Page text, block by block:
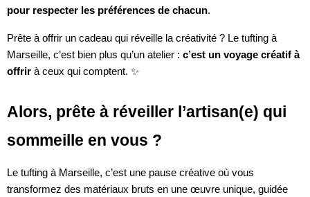
pour respecter les préférences de chacun.
Prête à offrir un cadeau qui réveille la créativité ? Le tufting à
Marseille, c’est bien plus qu’un atelier : c’est un voyage créatif à
offrir à ceux qui comptent. ✨
Alors, prête à réveiller l’artisan(e) qui
sommeille en vous ?
Le tufting à Marseille, c’est une pause créative où vous
transformez des matériaux bruts en une œuvre unique, guidée